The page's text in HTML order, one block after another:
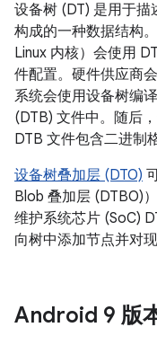
设备树 (DT) 是用于描
构成的一种数据结构
Linux 内核）会使用
件配置。硬件供应商
系统会使用设备树编
(DTB) 文件中。随后
DTB 文件包含二进制
设备树叠加层 (DTO)
Blob 叠加层 (DTBO)）
维护系统芯片 (SoC)
向树中添加节点并对
Android 9 版